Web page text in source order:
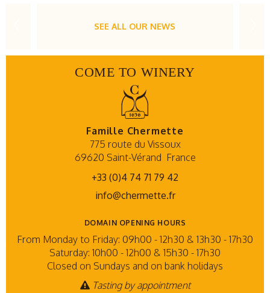
SEE ALL OUR NEWS
COME TO WINERY
Famille Chermette
775 route du Vissoux
69620 Saint-Vérand France
+33 (0)4 74 71 79 42
info@chermette.fr
DOMAIN OPENING HOURS
From Monday to Friday: 09h00 - 12h30 & 13h30 - 17h30
Saturday: 10h00 - 12h00 & 15h30 - 17h30
Closed on Sundays and on bank holidays
Tasting by appointment